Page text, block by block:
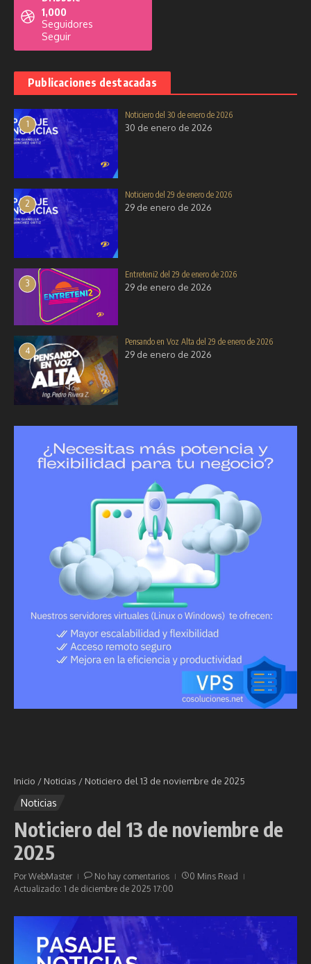
Noticiero del 30 de octubre de
2025
30 de octubre de 2025
Noticiero del 25 de agosto de
1,000
Seguidores
Seguir
Publicaciones destacadas
1
Noticiero del 30 de enero de 2026
30 de enero de 2026
2
Noticiero del 29 de enero de 2026
29 de enero de 2026
3
Entreteni2 del 29 de enero de 2026
29 de enero de 2026
4
Pensando en Voz Alta del 29 de enero de 2026
29 de enero de 2026
Inicio / Noticias / Noticiero del 13 de noviembre de 2025
Noticias
Noticiero del 13 de noviembre de
2025
PorWebMaster No hay comentarios
0 Mins Read
Actualizado: 1 de diciembre de 2025 17:00